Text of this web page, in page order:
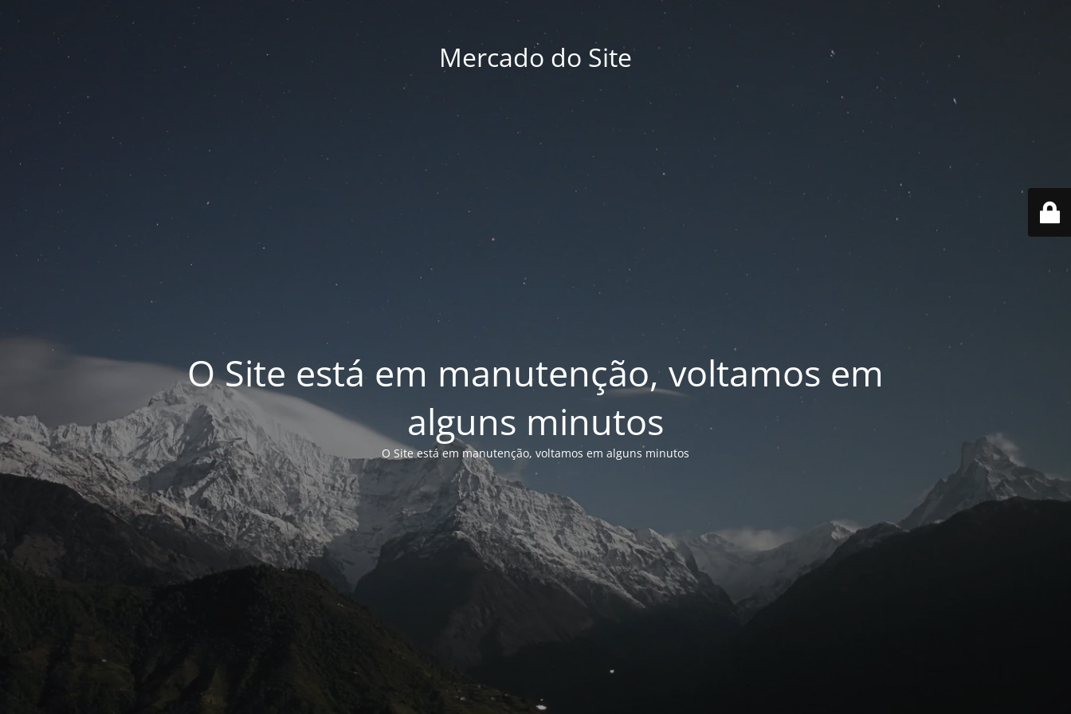
Mercado do Site
O Site está em manutenção, voltamos em
alguns minutos
O Site está em manutenção, voltamos em alguns minutos